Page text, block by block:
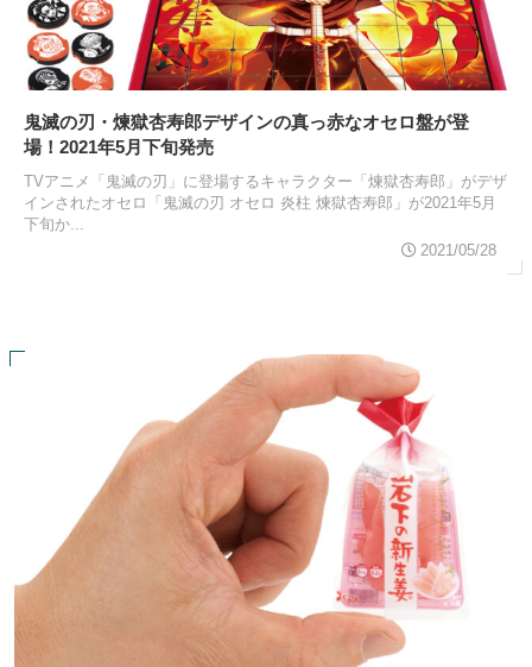
鬼滅の刃・煉獄杏寿郎デザインの真っ赤なオセロ盤が登
場！2021年5月下旬発売
TVアニメ「鬼滅の刃」に登場するキャラクター「煉獄杏寿郎」がデザ
インされたオセロ「鬼滅の刃 オセロ 炎柱 煉獄杏寿郎」が2021年5月
下旬か...
2021/05/28